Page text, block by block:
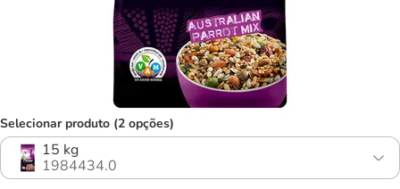
Selecionar produto (2 opções)
15 kg
1984434.0